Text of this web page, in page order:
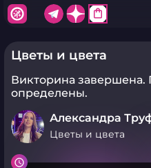
shopping_bag
Цветы и цвета
Викторина завершена.
определены.
Александра
Цветы и цвета